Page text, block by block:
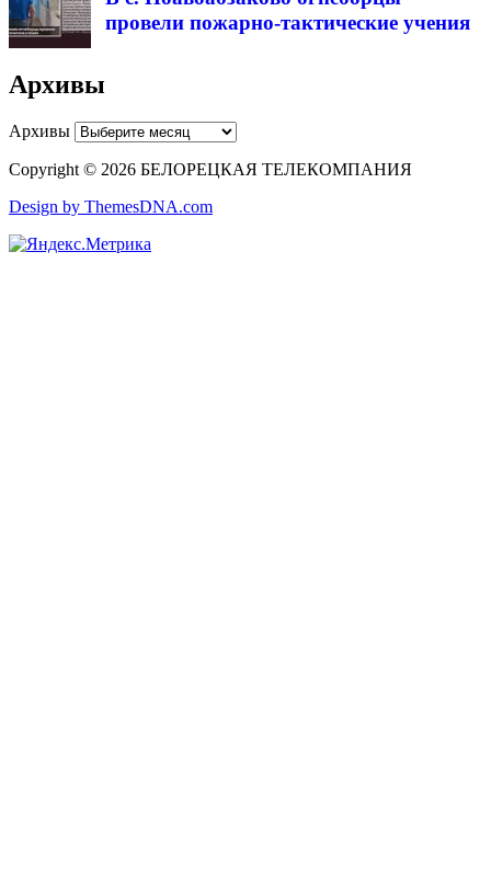
провели пожарно-тактические учения
Архивы
Архивы
Copyright © 2026 БЕЛОРЕЦКАЯ ТЕЛЕКОМПАНИЯ
Design by ThemesDNA.com